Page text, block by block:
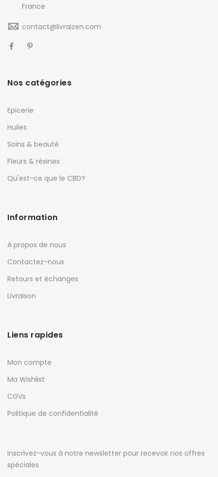
France
contact@livraizen.com
Nos catégories
Epicerie
Huiles
Soins & beauté
Fleurs & résines
Qu'est-ce que le CBD?
Information
A propos de nous
Contactez-nous
Retours et échanges
Livraison
Liens rapides
Mon compte
Ma Wishlist
CGVs
Politique de confidentialité
Inscrivez-vous à notre newsletter pour recevoir nos offres
spéciales